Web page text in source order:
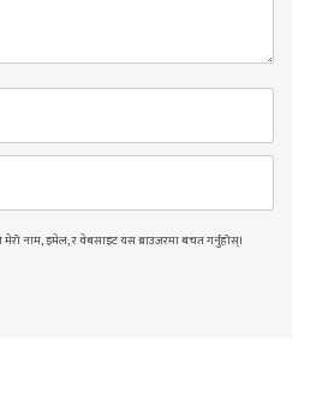
नाम, इमेल, र वेबसाइट यस ब्राउजरमा बचत गर्नुहोस्।